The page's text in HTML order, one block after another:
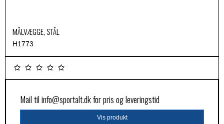
MÅLVÆGGE, STÅL
H1773
Mail tilinfo@sportalt.dkfor pris og leveringstid
Vis produkt